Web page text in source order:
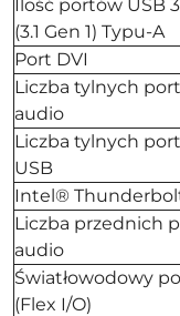
Ilość portów USB
(3.1 Gen 1) Typu-A
Port DVI
Liczba tylnych
audio
Liczba tylnych
USB
Intel®
Liczba przednich
audio
Światłowodowy
(Flex I/O)